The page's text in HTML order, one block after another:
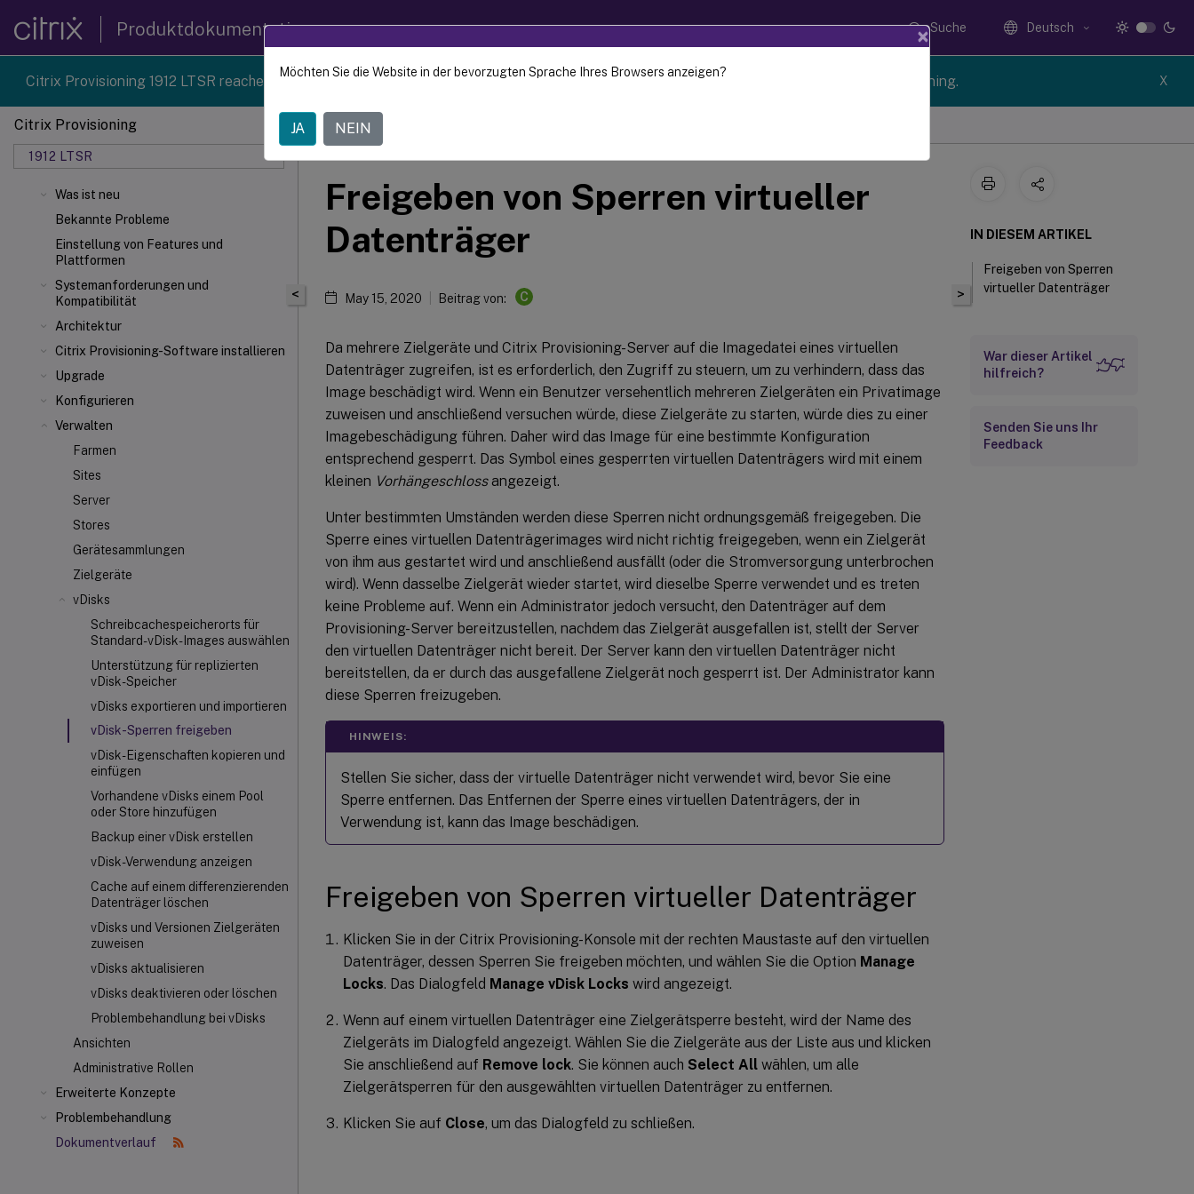
Produktdokumentation Suche Deutsch
Citrix Provisioning 1912 LTSR reached end-of-life on 18-Dec-2024. It is recommended that you upgrade to a newer version of Citrix Provisioning. X
Citrix Provisioning
1912 LTSR
Was ist neu
Bekannte Probleme
Einstellung von Features und
Plattformen
Systemanforderungen und
Kompatibilität
Architektur
Citrix Provisioning-Software installieren
Upgrade
Konfigurieren
Verwalten
Farmen
Sites
Server
Stores
Gerätesammlungen
Zielgeräte
vDisks
Schreibcachespeicherorts für
Standard-vDisk-Images auswählen
Unterstützung für replizierten
vDisk-Speicher
vDisks exportieren und importieren
vDisk-Sperren freigeben
vDisk-Eigenschaften kopieren und
einfügen
Vorhandene vDisks einem Pool
oder Store hinzufügen
Backup einer vDisk erstellen
vDisk-Verwendung anzeigen
Cache auf einem differenzierenden
Datenträger löschen
vDisks und Versionen Zielgeräten
zuweisen
vDisks aktualisieren
vDisks deaktivieren oder löschen
Problembehandlung bei vDisks
Ansichten
Administrative Rollen
Erweiterte Konzepte
Problembehandlung
Dokumentverlauf
Citrix Provisioning
<
Freigeben von Sperren virtueller
Datenträger
May 15, 2020 Beitrag von: C
Da mehrere Zielgeräte und Citrix Provisioning-Server auf die Imagedatei eines virtuellen
Datenträger zugreifen, ist es erforderlich, den Zugriff zu steuern, um zu verhindern, dass das
Image beschädigt wird. Wenn ein Benutzer versehentlich mehreren Zielgeräten ein Privatimage
zuweisen und anschließend versuchen würde, diese Zielgeräte zu starten, würde dies zu einer
Imagebeschädigung führen. Daher wird das Image für eine bestimmte Konfiguration
entsprechend gesperrt. Das Symbol eines gesperrten virtuellen Datenträgers wird mit einem
kleinen Vorhängeschlossangezeigt.
Unter bestimmten Umständen werden diese Sperren nicht ordnungsgemäß freigegeben. Die
Sperre eines virtuellen Datenträgerimages wird nicht richtig freigegeben, wenn ein Zielgerät
von ihm aus gestartet wird und anschließend ausfällt (oder die Stromversorgung unterbrochen
wird). Wenn dasselbe Zielgerät wieder startet, wird dieselbe Sperre verwendet und es treten
keine Probleme auf. Wenn ein Administrator jedoch versucht, den Datenträger auf dem
Provisioning-Server bereitzustellen, nachdem das Zielgerät ausgefallen ist, stellt der Server
den virtuellen Datenträger nicht bereit. Der Server kann den virtuellen Datenträger nicht
bereitstellen, da er durch das ausgefallene Zielgerät noch gesperrt ist. Der Administrator kann
diese Sperren freizugeben.
HINWEIS:
Stellen Sie sicher, dass der virtuelle Datenträger nicht verwendet wird, bevor Sie eine
Sperre entfernen. Das Entfernen der Sperre eines virtuellen Datenträgers, der in
Verwendung ist, kann das Image beschädigen.
Freigeben von Sperren virtueller Datenträger
Klicken Sie in der Citrix Provisioning-Konsole mit der rechten Maustaste auf den virtuellen
Datenträger, dessen Sperren Sie freigeben möchten, und wählen Sie die Option Manage
Locks. Das Dialogfeld Manage vDisk Locks wird angezeigt.
Wenn auf einem virtuellen Datenträger eine Zielgerätsperre besteht, wird der Name des
Zielgeräts im Dialogfeld angezeigt. Wählen Sie die Zielgeräte aus der Liste aus und klicken
Sie anschließend auf Remove lock. Sie können auch Select All wählen, um alle
Zielgerätsperren für den ausgewählten virtuellen Datenträger zu entfernen.
Klicken Sie auf Close, um das Dialogfeld zu schließen.
>
IN DIESEM ARTIKEL
Freigeben von Sperren
virtueller Datenträger
War dieser Artikel
hilfreich?
Senden Sie uns Ihr
Feedback
×
Möchten Sie die Website in der bevorzugten Sprache Ihres Browsers anzeigen?
JA NEIN